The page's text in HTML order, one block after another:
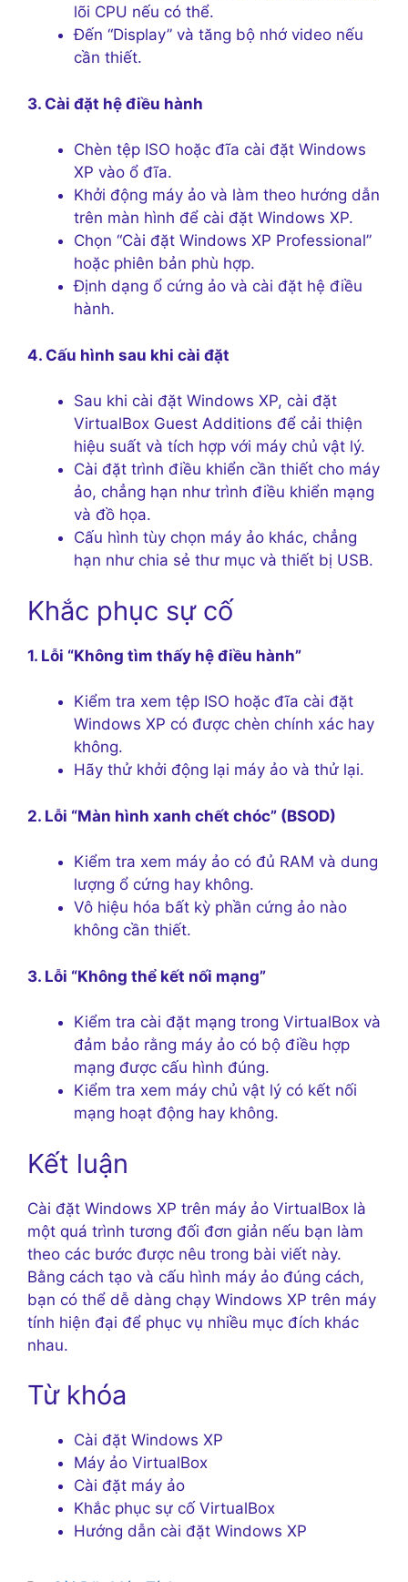
lõi CPU nếu có thể.
Đến “Display” và tăng bộ nhớ video nếu
cần thiết.
3. Cài đặt hệ điều hành
Chèn tệp ISO hoặc đĩa cài đặt Windows
XP vào ổ đĩa.
Khởi động máy ảo và làm theo hướng dẫn
trên màn hình để cài đặt Windows XP.
Chọn “Cài đặt Windows XP Professional”
hoặc phiên bản phù hợp.
Định dạng ổ cứng ảo và cài đặt hệ điều
hành.
4. Cấu hình sau khi cài đặt
Sau khi cài đặt Windows XP, cài đặt
VirtualBox Guest Additions để cải thiện
hiệu suất và tích hợp với máy chủ vật lý.
Cài đặt trình điều khiển cần thiết cho máy
ảo, chẳng hạn như trình điều khiển mạng
và đồ họa.
Cấu hình tùy chọn máy ảo khác, chẳng
hạn như chia sẻ thư mục và thiết bị USB.
Khắc phục sự cố
1. Lỗi “Không tìm thấy hệ điều hành”
Kiểm tra xem tệp ISO hoặc đĩa cài đặt
Windows XP có được chèn chính xác hay
không.
Hãy thử khởi động lại máy ảo và thử lại.
2. Lỗi “Màn hình xanh chết chóc” (BSOD)
Kiểm tra xem máy ảo có đủ RAM và dung
lượng ổ cứng hay không.
Vô hiệu hóa bất kỳ phần cứng ảo nào
không cần thiết.
3. Lỗi “Không thể kết nối mạng”
Kiểm tra cài đặt mạng trong VirtualBox và
đảm bảo rằng máy ảo có bộ điều hợp
mạng được cấu hình đúng.
Kiểm tra xem máy chủ vật lý có kết nối
mạng hoạt động hay không.
Kết luận
Cài đặt Windows XP trên máy ảo VirtualBox là
một quá trình tương đối đơn giản nếu bạn làm
theo các bước được nêu trong bài viết này.
Bằng cách tạo và cấu hình máy ảo đúng cách,
bạn có thể dễ dàng chạy Windows XP trên máy
tính hiện đại để phục vụ nhiều mục đích khác
nhau.
Từ khóa
Cài đặt Windows XP
Máy ảo VirtualBox
Cài đặt máy ảo
Khắc phục sự cố VirtualBox
Hướng dẫn cài đặt Windows XP